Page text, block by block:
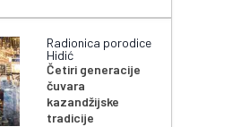
Radionica porodice
Hidić
Četiri generacije
čuvara
kazandžijske
tradicije